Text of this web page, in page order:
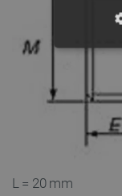
L = 20 mm